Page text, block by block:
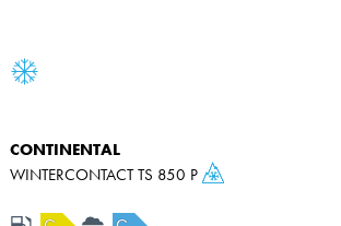
CONTINENTAL
WINTERCONTACT TS 850 P